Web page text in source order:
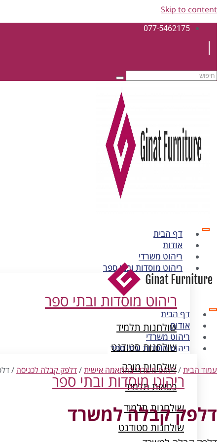
Skip to content
077-5462175
דף הבית
אודות
ריהוט משרדי
ריהוט מוסדות ובתי ספר
ריהוט מוסדות ובתי ספר
שולחנות תלמיד
שולחנות סטודנט
שולחנות מורה
כסאות תלמיד
ארונות מתכת
דף הבית
אודות
ריהוט משרדי
ריהוט מוסדות ובתי ספר
ריהוט מוסדות ובתי ספר
שולחנות תלמיד
שולחנות סטודנט
עמוד הבית/ריהוט משרדי בהתאמה אישית/דלפק קבלה לכניסה /
דלפק קבלה למשרד